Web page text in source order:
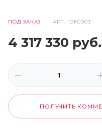
ПОД ЗАКАЗ АРТ.1DFC003
4 317 330 руб.
ПОЛУЧИТЬ